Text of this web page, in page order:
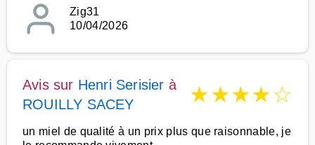
Zig31
10/04/2026
Avis sur Henri Serisier à
ROUILLY SACEY
★★★★☆
un miel de qualité à un prix plus que raisonnable, je